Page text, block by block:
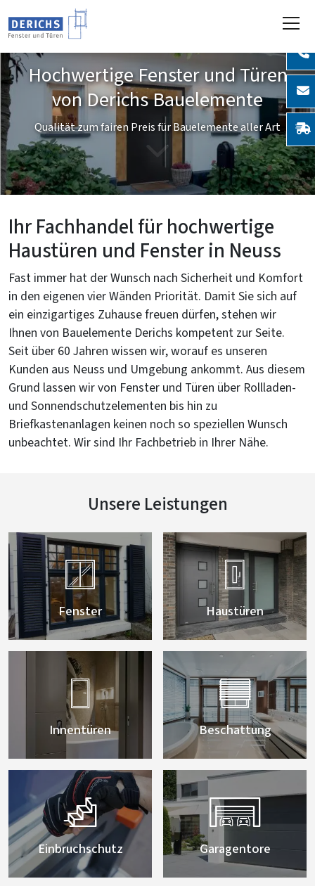
Hochwertige Fenster und Türen
von Derichs Bauelemente
Qualität zum fairen Preis für Bauelemente aller Art
Ihr Fachhandel für hochwertige
Haustüren und Fenster in Neuss
Fast immer hat der Wunsch nach Sicherheit und Komfort
in den eigenen vier Wänden Priorität. Damit Sie sich auf
ein einzigartiges Zuhause freuen dürfen, stehen wir
Ihnen von Bauelemente Derichs kompetent zur Seite.
Seit über 60 Jahren wissen wir, worauf es unseren
Kunden aus Neuss und Umgebung ankommt. Aus diesem
Grund lassen wir von Fenster und Türen über Rollladen-
und Sonnendschutzelementen bis hin zu
Briefkastenanlagen keinen noch so speziellen Wunsch
unbeachtet. Wir sind Ihr Fachbetrieb in Ihrer Nähe.
Unsere Leistungen

Fenster

Haustüren

Innentüren

Beschattung

Einbruchschutz

Garagentore